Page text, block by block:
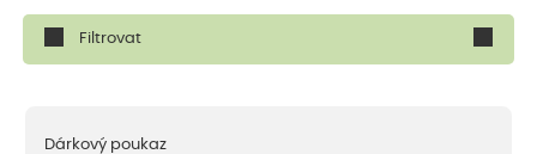
Filtrovat
Dárkový poukaz